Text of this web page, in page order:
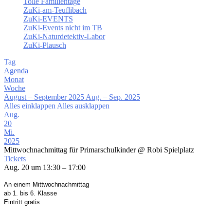
ZuKi-am-Teuflibach
ZuKi-EVENTS
ZuKi-Events nicht im TB
ZuKi-Naturdetektiv-Labor
ZuKi-Plausch
Tag
Agenda
Monat
Woche
August – September 2025 Aug. – Sep. 2025
Alles einklappen Alles ausklappen
Aug.
20
Mi.
2025
Mittwochnachmittag für Primarschulkinder @ Robi Spielplatz
Tickets
Aug. 20 um 13:30 – 17:00
An einem Mittwochnachmittag
ab 1. bis 6. Klasse
Eintritt gratis